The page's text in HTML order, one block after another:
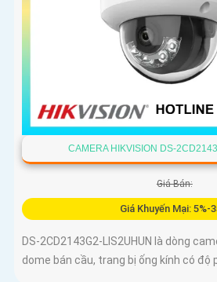
CAMERA HIKVISION DS-
Giá Bán:
Giá Khuyến Mại: 5%-
DS-2CD2143G2-LIS2UHUN là dòng
dome bán cầu, trang bị ống kính có độ